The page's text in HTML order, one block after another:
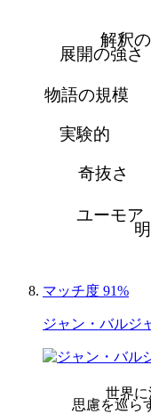
ユーモア
奇抜さ
実験的
物語の規模
展開の強さ
解釈
マッチ度 91%
ジャン・バルジ
思慮を巡ら
世界に